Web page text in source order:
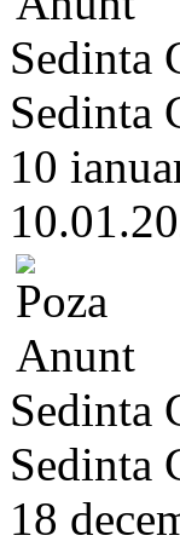
Sedinta
Sedinta
10
Sedinta
Sedinta
18